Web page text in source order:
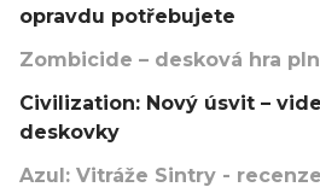
opravdu potřebujete
Zombicide – desková hra
Civilization: Nový úsvit –
deskovky
Azul: Vitráže Sintry -